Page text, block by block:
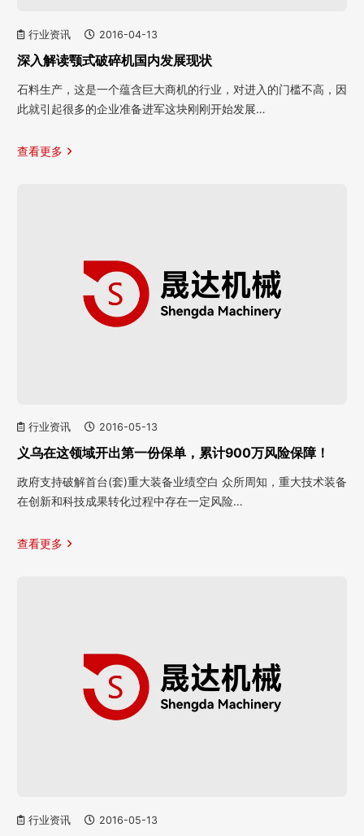
行业资讯 2016-04-13
深入解读颚式破碎机国内发展现状
石料生产，这是一个蕴含巨大商机的行业，对进入的门槛不高，因
此就引起很多的企业准备进军这块刚刚开始发展…
查看更多
行业资讯 2016-05-13
义乌在这领域开出第一份保单，累计900万风险保障！
政府支持破解首台(套)重大装备业绩空白 众所周知，重大技术装备
在创新和科技成果转化过程中存在一定风险…
查看更多
行业资讯 2016-05-13